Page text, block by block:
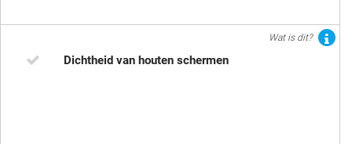
Wat is dit?
Dichtheid van houten schermen